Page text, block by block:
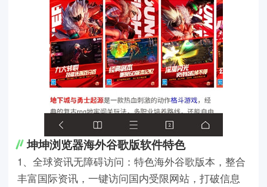
坤坤浏览器海外谷歌版软件特色
1、全球资讯无障碍访问：特色海外谷歌版本，整合
丰富国际资讯，一键访问国内受限网站，打破信息